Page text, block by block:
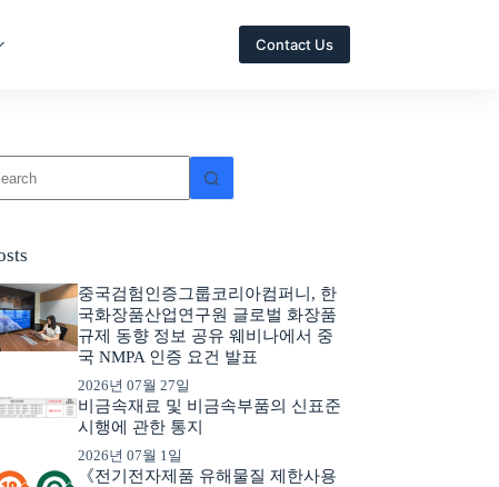
Contact Us
중국검험인증그룹코리아컴퍼니, 한
국화장품산업연구원 글로벌 화장품
규제 동향 정보 공유 웨비나에서 중
국 NMPA 인증 요건 발표
2026년 07월 27일
비금속재료 및 비금속부품의 신표준
시행에 관한 통지
2026년 07월 1일
《전기전자제품 유해물질 제한사용